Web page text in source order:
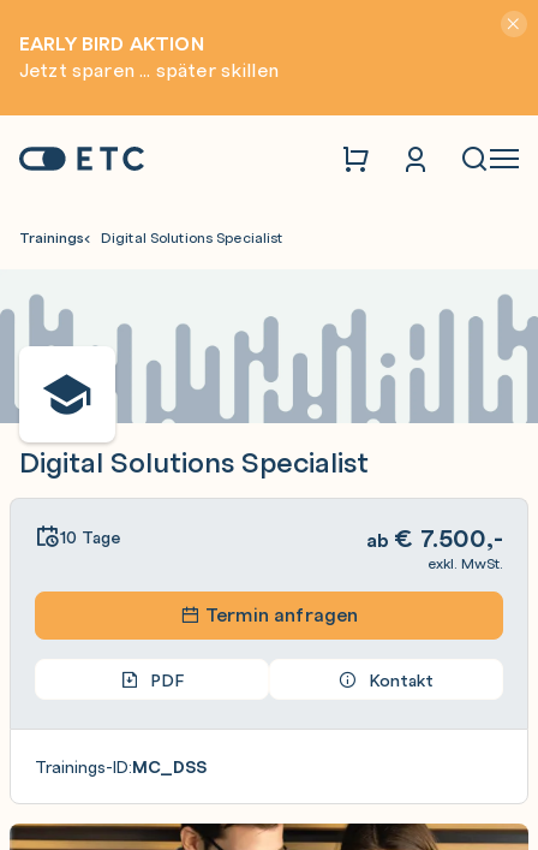
EARLY BIRD AKTION
Jetzt sparen ... später skillen
Startseite: ETC
Trainings Digital Solutions Specialist
Digital Solutions Specialist
10 Tage ab € 7.500,-
exkl. MwSt.
Termin anfragen
PDF Kontakt
Trainings-ID:MC_DSS